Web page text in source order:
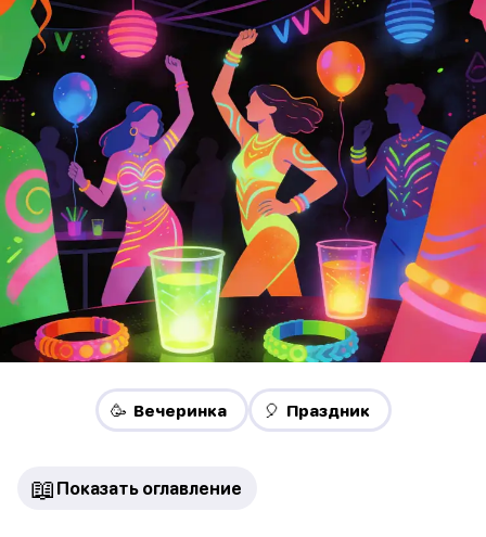
🥳 Вечеринка 🎈 Праздник
📖 Показать оглавление